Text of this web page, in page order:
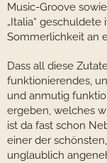
Music-Groove
„Italia“
Sommerlichkeit an
Dass all diese
funktionierendes,
und anmutig
ergeben, welches
ist da fast schon
einer der
unglaublich